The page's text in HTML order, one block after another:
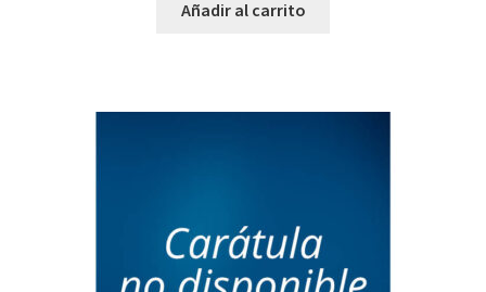
Añadir al carrito